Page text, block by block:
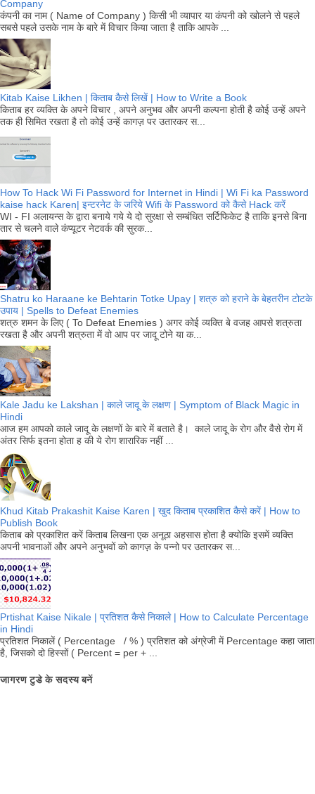
Company
कंपनी का नाम ( Name of Company ) किसी भी व्यापार या कंपनी को खोलने से पहले
सबसे पहले उसके नाम के बारे में विचार किया जाता है ताकि आपके ...
Kitab Kaise Likhen | किताब कैसे लिखें | How to Write a Book
किताब हर व्यक्ति के अपने विचार , अपने अनुभव और अपनी कल्पना होती है कोई उन्हें अपने
तक ही सिमित रखता है तो कोई उन्हें कागज़ पर उतारकर स...
How To Hack Wi Fi Password for Internet in Hindi | Wi Fi ka Password
kaise hack Karen| इन्टरनेट के जरिये Wifi के Password को कैसे Hack करें
WI - FI अलायन्स के द्वारा बनाये गये ये दो सुरक्षा से सम्बंधित सर्टिफिकेट है ताकि इनसे बिना
तार से चलने वाले कंप्यूटर नेटवर्क की सुरक...
Shatru ko Haraane ke Behtarin Totke Upay | शत्रु को हराने के बेहतरीन टोटके
उपाय | Spells to Defeat Enemies
शत्रु शमन के लिए ( To Defeat Enemies ) अगर कोई व्यक्ति बे वजह आपसे शत्रुता
रखता है और अपनी शत्रुता में वो आप पर जादू टोने या क...
Kale Jadu ke Lakshan | काले जादू के लक्षण | Symptom of Black Magic in
Hindi
आज हम आपको काले जादू के लक्षणों के बारे में बताते है। काले जादू के रोग और वैसे रोग में
अंतर सिर्फ इतना होता ह की ये रोग शारारिक नहीं ...
Khud Kitab Prakashit Kaise Karen | खुद किताब प्रकाशित कैसे करें | How to
Publish Book
किताब को प्रकाशित करें किताब लिखना एक अनूठा अहसास होता है क्योकि इसमें व्यक्ति
अपनी भावनाओं और अपने अनुभवों को कागज़ के पन्नो पर उतारकर स...
Prtishat Kaise Nikale | प्रतिशत कैसे निकाले | How to Calculate Percentage
in Hindi
प्रतिशत निकालें ( Percentage / % ) प्रतिशत को अंग्रेजी में Percentage कहा जाता
है, जिसको दो हिस्सों ( Percent = per + ...
जागरण टुडे के सदस्य बनें